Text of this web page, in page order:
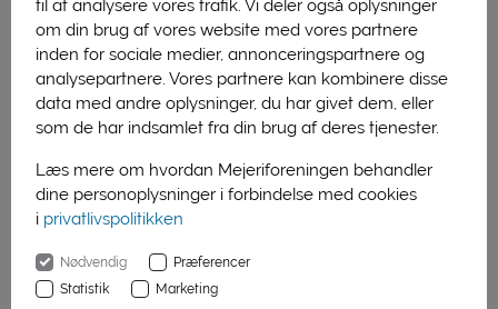
til at analysere vores trafik. Vi deler også oplysninger
om din brug af vores website med vores partnere
inden for sociale medier, annonceringspartnere og
analysepartnere. Vores partnere kan kombinere disse
data med andre oplysninger, du har givet dem, eller
som de har indsamlet fra din brug af deres tjenester.
Læs mere om hvordan Mejeriforeningen behandler
dine personoplysninger i forbindelse med cookies
i privatlivspolitikken
Nødvendig
Præferencer
Statistik
Marketing
01. januar 2016